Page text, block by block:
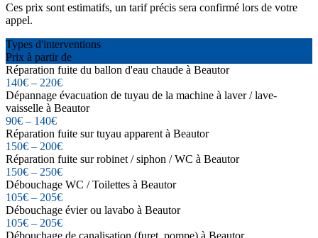
Ces prix sont estimatifs, un tarif précis sera confirmé lors de votre
appel.
Types d'interventions
Prix à partir de
Réparation fuite du ballon d'eau chaude à Beautor
140€ – 220€
Dépannage évacuation de tuyau de la machine à laver / lave-
vaisselle à Beautor
90€ – 140€
Réparation fuite sur tuyau apparent à Beautor
150€ – 200€
Réparation fuite sur robinet / siphon / WC à Beautor
150€ – 250€
Débouchage WC / Toilettes à Beautor
105€ – 205€
Débouchage évier ou lavabo à Beautor
105€ – 205€
Débouchage de canalisation (furet, pompe) à Beautor